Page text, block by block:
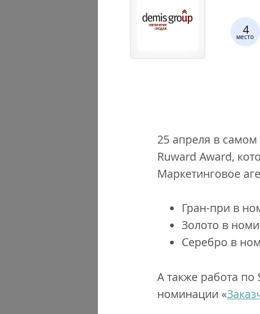
4
место
25 апреля в
Ruward Award,
Маркетинговое
Гран-при в
Золото в
Серебро в
А также работа
номинации «